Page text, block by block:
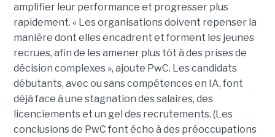
amplifier leur performance et progresser plus
rapidement. « Les organisations doivent repenser la
manière dont elles encadrent et forment les jeunes
recrues, afin de les amener plus tôt à des prises de
décision complexes », ajoute PwC. Les candidats
débutants, avec ou sans compétences en IA, font
déjà face à une stagnation des salaires, des
licenciements et un gel des recrutements. (Les
conclusions de PwC font écho à des préoccupations